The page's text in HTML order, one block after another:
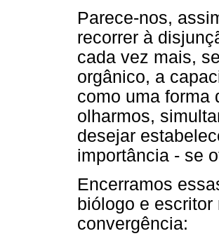
Parece-nos,
recorrer à
cada vez mais,
orgânico, a
como uma forma
olharmos,
desejar
importância - se
Encerramos
biólogo e
convergência: